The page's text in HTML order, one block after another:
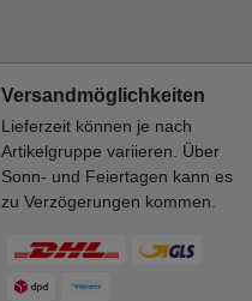
Versandmöglichkeiten
Lieferzeit können je nach
Artikelgruppe variieren. Über
Sonn- und Feiertagen kann es
zu Verzögerungen kommen.